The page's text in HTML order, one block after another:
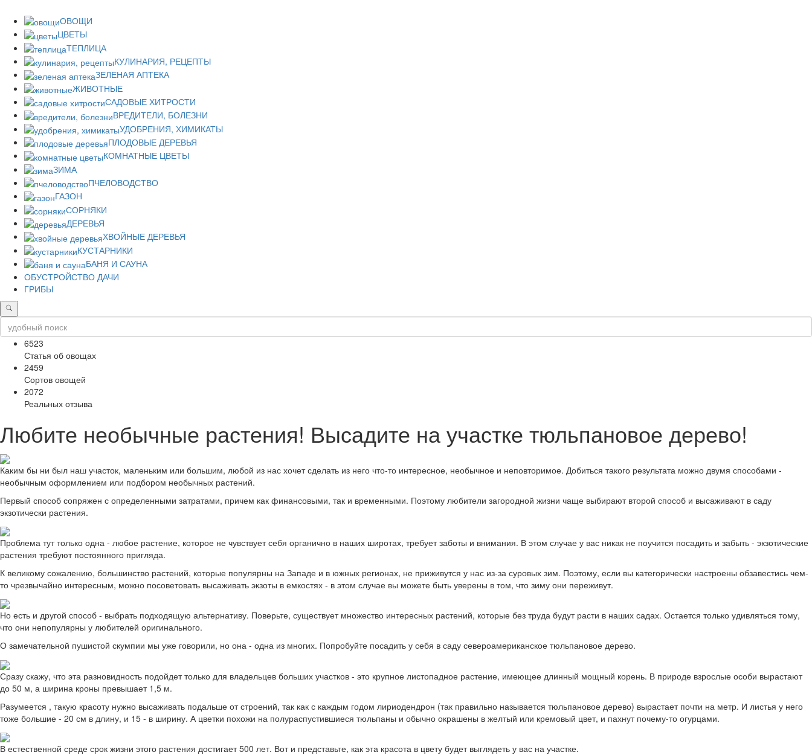
ОВОЩИ
ЦВЕТЫ
ТЕПЛИЦА
КУЛИНАРИЯ, РЕЦЕПТЫ
ЗЕЛЕНАЯ АПТЕКА
ЖИВОТНЫЕ
САДОВЫЕ ХИТРОСТИ
ВРЕДИТЕЛИ, БОЛЕЗНИ
УДОБРЕНИЯ, ХИМИКАТЫ
ПЛОДОВЫЕ ДЕРЕВЬЯ
КОМНАТНЫЕ ЦВЕТЫ
ЗИМА
ПЧЕЛОВОДСТВО
ГАЗОН
СОРНЯКИ
ДЕРЕВЬЯ
ХВОЙНЫЕ ДЕРЕВЬЯ
КУСТАРНИКИ
БАНЯ И САУНА
ОБУСТРОЙСТВО ДАЧИ
ГРИБЫ
6523
Статья об овощах
2459
Сортов овощей
2072
Реальных отзыва
Любите необычные растения! Высадите на участке тюльпановое дерево!
Каким бы ни был наш участок, маленьким или большим, любой из нас хочет сделать из него что-то интересное, необычное и неповторимое. Добиться такого результата можно двумя способами -
необычным оформлением или подбором необычных растений.
Первый способ сопряжен с определенными затратами, причем как финансовыми, так и временными. Поэтому любители загородной жизни чаще выбирают второй способ и высаживают в саду
экзотически растения.
Проблема тут только одна - любое растение, которое не чувствует себя органично в наших широтах, требует заботы и внимания. В этом случае у вас никак не поучится посадить и забыть - экзотические
растения требуют постоянного пригляда.
К великому сожалению, большинство растений, которые популярны на Западе и в южных регионах, не приживутся у нас из-за суровых зим. Поэтому, если вы категорически настроены обзавестись чем-
то чрезвычайно интересным, можно посоветовать высаживать экзоты в емкостях - в этом случае вы можете быть уверены в том, что зиму они переживут.
Но есть и другой способ - выбрать подходящую альтернативу. Поверьте, существует множество интересных растений, которые без труда будут расти в наших садах. Остается только удивляться тому,
что они непопулярны у любителей оригинального.
О замечательной пушистой скумпии мы уже говорили, но она - одна из многих. Попробуйте посадить у себя в саду североамериканское тюльпановое дерево.
Сразу скажу, что эта разновидность подойдет только для владельцев больших участков - это крупное листопадное растение, имеющее длинный мощный корень. В природе взрослые особи вырастают
до 50 м, а ширина кроны превышает 1,5 м.
Разумеется , такую красоту нужно высаживать подальше от строений, так как с каждым годом лириодендрон (так правильно называется тюльпановое дерево) вырастает почти на метр. И листья у него
тоже большие - 20 см в длину, и 15 - в ширину. А цветки похожи на полураспустившиеся тюльпаны и обычно окрашены в желтый или кремовый цвет, и пахнут почему-то огурцами.
В естественной среде срок жизни этого растения достигает 500 лет. Вот и представьте, как эта красота в цвету будет выглядеть у вас на участке.